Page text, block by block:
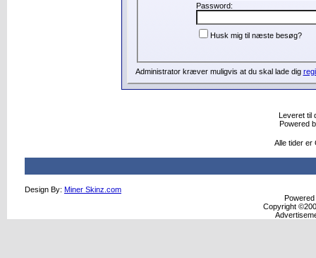
Password:
Husk mig til næste besøg?
Administrator kræver muligvis at du skal lade dig
Leveret til
Powered
Alle tider er
Design By: Miner Skinz.com
Copyright